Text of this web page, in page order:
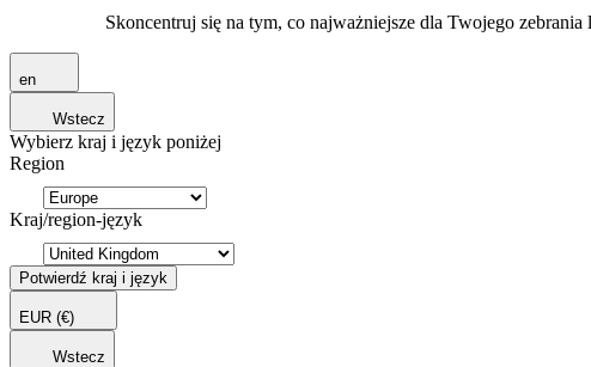
Skoncentruj się na tym, co najważniejsze dla Twojego
en
Wstecz
Wybierz kraj i język poniżej
Region
Kraj/region-język
Potwierdź kraj i język
EUR (€)
Wstecz